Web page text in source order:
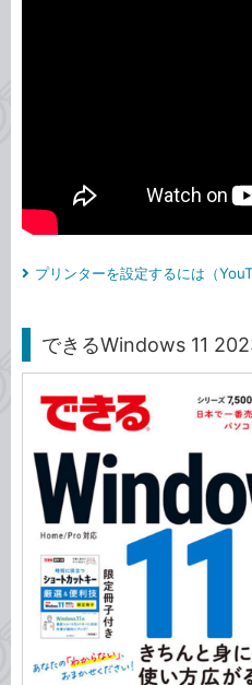
プリンターを設定するには（
できるWindows 11